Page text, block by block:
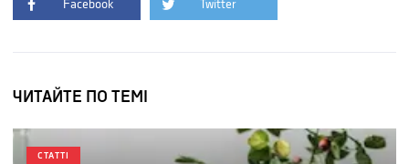
Facebook Twitter
ЧИТАЙТЕ ПО ТЕМІ
СТАТТІ